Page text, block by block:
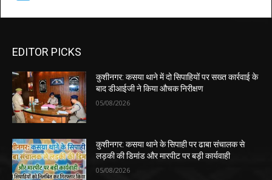
EDITOR PICKS
कुशीनगर: कसया थाने में दो सिपाहियों पर सख्त कार्रवाई के
बाद डीआईजी ने किया औचक निरीक्षण
05/08/2026
कुशीनगर: कसया थाने के सिपाही पर ढाबा संचालक से
लड़की की डिमांड और मारपीट पर बड़ी कार्यवाही
05/08/2026